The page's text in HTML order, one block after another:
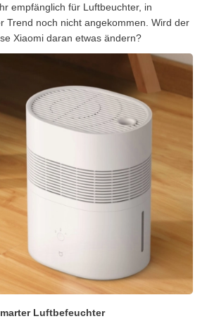
empfänglich für Luftbeuchter, in
Trend noch nicht angekommen. Wird der
Xiaomi daran etwas ändern?
Luftbefeuchter